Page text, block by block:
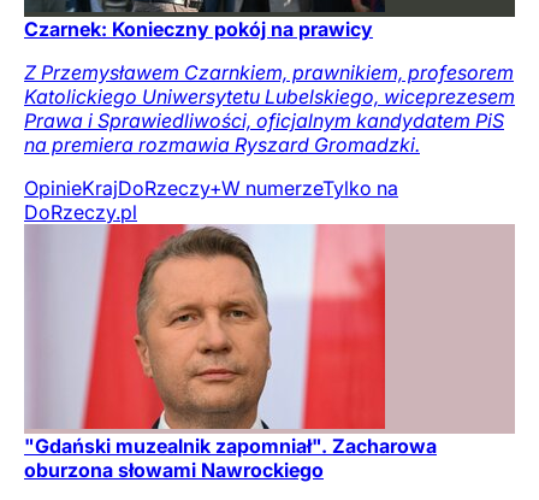
Czarnek: Konieczny pokój na prawicy
Z Przemysławem Czarnkiem, prawnikiem, profesorem
Katolickiego Uniwersytetu Lubelskiego, wiceprezesem
Prawa i Sprawiedliwości, oficjalnym kandydatem PiS
na premiera rozmawia Ryszard Gromadzki.
OpinieKrajDoRzeczy+W numerzeTylko na
DoRzeczy.pl
"Gdański muzealnik zapomniał". Zacharowa
oburzona słowami Nawrockiego